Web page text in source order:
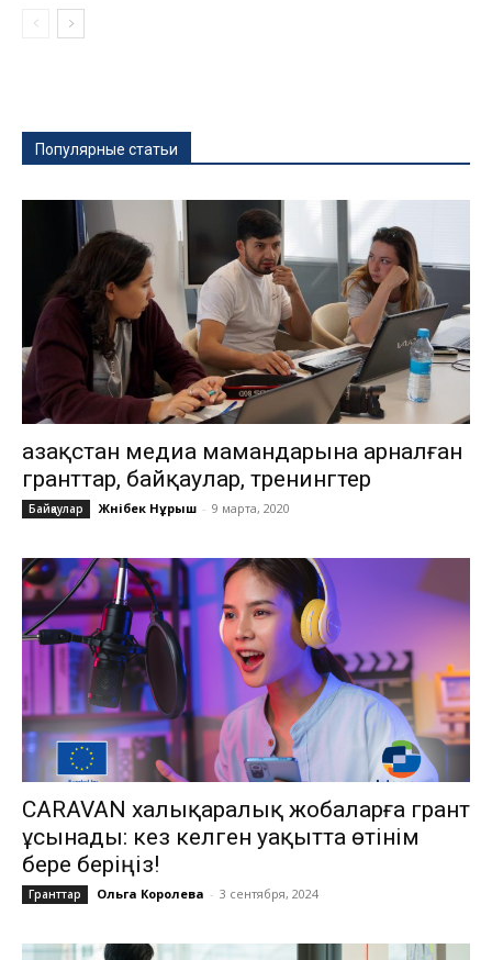
Популярные статьи
Қазақстан медиа мамандарына арналған
гранттар, байқаулар, тренингтер
Байқаулар Жәнібек Нұрыш - 9 марта, 2020
CARAVAN халықаралық жобаларға грант
ұсынады: кез келген уақытта өтінім
бере беріңіз!
Гранттар Ольга Королева - 3 сентября, 2024